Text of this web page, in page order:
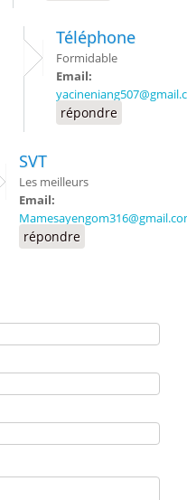
Téléphone
Formidable
Email:
répondre
SVT
Les meilleurs
Email:
répondre